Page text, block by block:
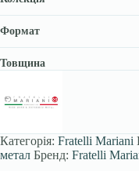
Формат
Товщина
Категорія: Fratelli Mariani
метал Бренд: Fratelli